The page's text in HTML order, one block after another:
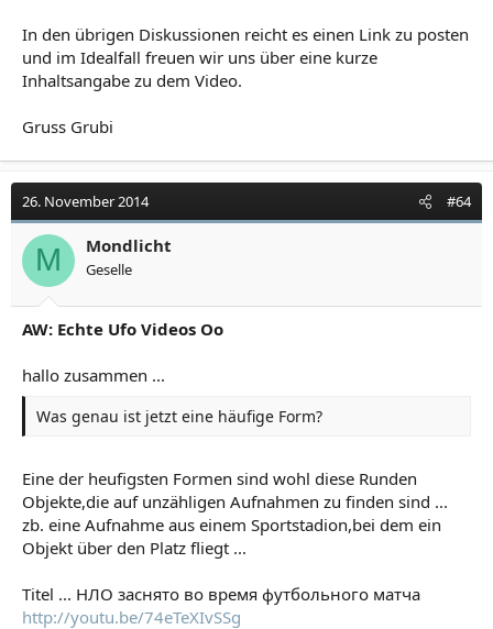
In den übrigen Diskussionen reicht es einen Link zu posten
und im Idealfall freuen wir uns über eine kurze
Inhaltsangabe zu dem Video.
Gruss Grubi
26. November 2014 #64
M Mondlicht
Geselle
AW: Echte Ufo Videos Oo
hallo zusammen ...
Was genau ist jetzt eine häufige Form?
Eine der heufigsten Formen sind wohl diese Runden
Objekte,die auf unzähligen Aufnahmen zu finden sind ...
zb. eine Aufnahme aus einem Sportstadion,bei dem ein
Objekt über den Platz fliegt ...
Titel ... НЛО заснято во время футбольного матча
http://youtu.be/74eTeXIvSSg